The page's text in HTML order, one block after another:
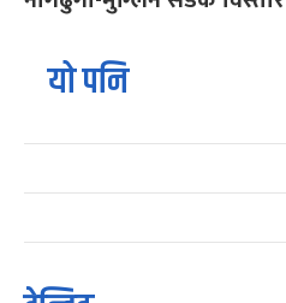
यो पनि